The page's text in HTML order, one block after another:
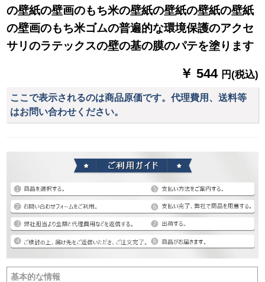
の壁紙の壁画のもち米の壁紙の壁紙の壁紙の壁紙
の壁画のもち米ゴムの普遍的な環境保護のアクセ
サリのラテックスの壁の基の膜のパテを塗ります
￥ 544 円(税込)
ここで表示されるのは商品原価です。代理費用、送料等
はお問い合わせください。
基本的な情報